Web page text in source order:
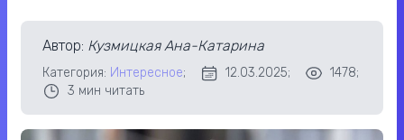
Автор: Кузмицкая Ана-Катарина
Категория: Интересное; 12.03.2025;
1478;
3 мин читать